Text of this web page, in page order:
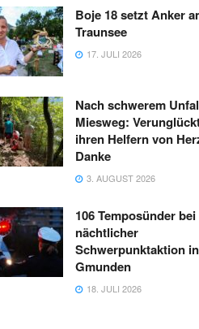
Boje 18 setzt Anker
Traunsee
17. JULI 2026
Nach schwerem
Miesweg:
ihren Helfern von
Danke
3. AUGUST 2026
106 Temposünder bei
nächtlicher
Schwerpunktaktion in
Gmunden
18. JULI 2026